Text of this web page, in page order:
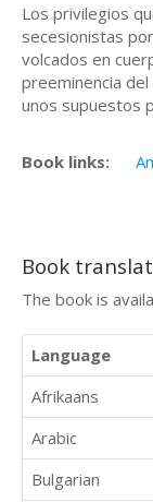
Los privilegios
secesionistas
volcados en
preeminencia
unos supuestos
Book links:
Book
The book is
Language
Afrikaans
Arabic
Bulgarian